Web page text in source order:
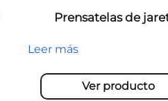
Prensatelas de
Leer más
Ver producto